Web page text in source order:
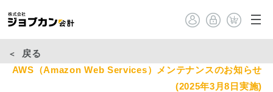
戻る
AWS（Amazon Web Services）メンテナンスのお知らせ
(2025年3月8日実施)